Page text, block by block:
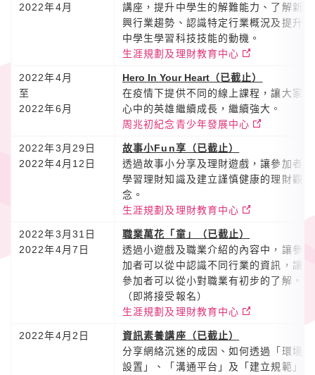
2022年4月
講座，提升中學生的解難能力、了解新
興行業趨勢、認識特定行業概況及提升
中學生學習科技技能的動機。
生涯規劃及理財教育中心
2022年4月
至
2022年6月
Hero In Your Heart （已截止）
在疫情下提供不同的線上課程，讓大家
心中的英雄繼續成長，繼續強大。
周兆初紀念青少年發展中心
2022年3月29日
2022年4月12日
故事小Fun享（已截止）
透過故事小分享及理財遊戲，讓參加者
學習理財知識及建立謹慎健康的理財觀
念。
生涯規劃及理財教育中心
2022年3月31日
2022年4月7日
職業萬花「童」（已截止）
透過小遊戲及職業介紹的內容中，讓參
加者可以從中認識不同行業的資訊，讓
參加者可以從小對職業有初步的了解。
（即將接受報名）
生涯規劃及理財教育中心
2022年4月2日
資訊素養講座（已截止）
分享網絡沉迷的成因、如何透過「環境
設置」、「溝通平台」及「建立規範」